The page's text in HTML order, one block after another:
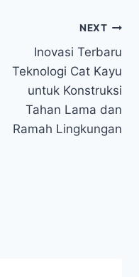
NEXT
Inovasi Terbaru
Teknologi Cat Kayu
untuk Konstruksi
Tahan Lama dan
Ramah Lingkungan